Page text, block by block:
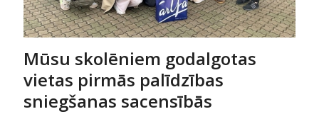
Mūsu skolēniem godalgotas
vietas pirmās palīdzības
sniegšanas sacensībās